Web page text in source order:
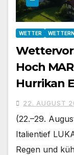
WETTER
Hoch
Hurrikan
22. AUGUST
(22.–29.
Italientief
Regen und